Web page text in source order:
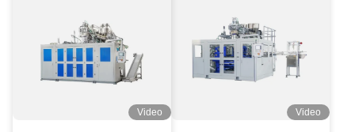
Video
Video